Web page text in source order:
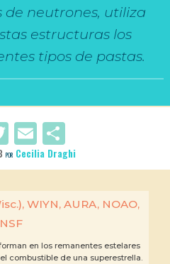
de neutrones, utiliza
estructuras los
tipos de pastas.
Twitter
Email
POR Cecilia Draghi
en los remanentes estelares
combustible de una superestrella.